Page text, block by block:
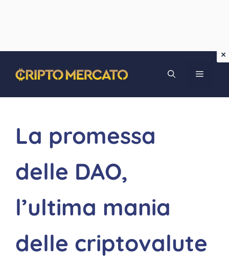
contenuto
MENU
La promessa
delle DAO,
l’ultima mania
delle criptovalute